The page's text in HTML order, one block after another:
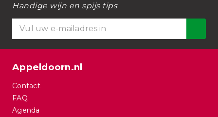
Handige wijn en spijs tips
Appeldoorn.nl
Contact
FAQ
Agenda